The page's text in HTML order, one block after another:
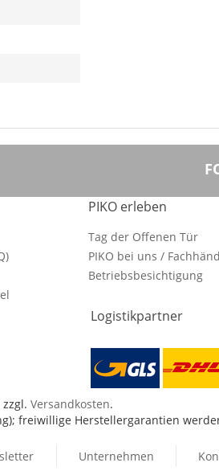
PIKO erleben
Tag der Offenen Tür
PIKO bei uns /
Betriebsbesichtigung
Logistikpartner
Versandkosten.
freiwillige Herstellergarantien
Unternehmen